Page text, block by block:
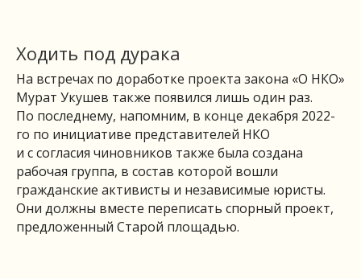
Ходить под дурака
На встречах по доработке проекта закона «О НКО»
Мурат Укушев также появился лишь один раз.
По последнему, напомним, в конце декабря 2022-
го по инициативе представителей НКО
и с согласия чиновников также была создана
рабочая группа, в состав которой вошли
гражданские активисты и независимые юристы.
Они должны вместе переписать спорный проект,
предложенный Старой площадью.